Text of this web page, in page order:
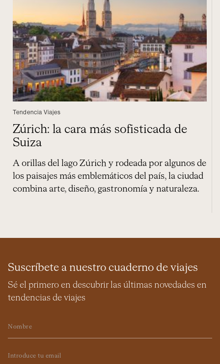
Tendencia Viajes
Zúrich: la cara más sofisticada de
Suiza
A orillas del lago Zúrich y rodeada por algunos de
los paisajes más emblemáticos del país, la ciudad
combina arte, diseño, gastronomía y naturaleza.
Suscríbete a nuestro cuaderno de viajes
Sé el primero en descubrir las últimas novedades en
tendencias de viajes